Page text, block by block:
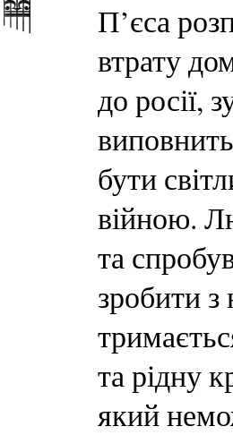
П’єса
втрату
до росії,
бути
війною.
та
зробити з
та рідну
який